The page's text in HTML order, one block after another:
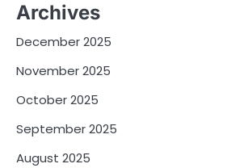
Archives
December 2025
November 2025
October 2025
September 2025
August 2025